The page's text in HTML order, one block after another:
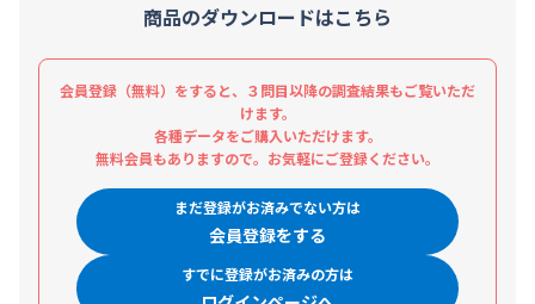
商品のダウンロードはこちら
会員登録（無料）をすると、３問目以降の調査結果もご覧いただ
けます。
各種データをご購入いただけます。
無料会員もありますので。お気軽にご登録ください。
まだ登録がお済みでない方は
会員登録をする
すでに登録がお済みの方は